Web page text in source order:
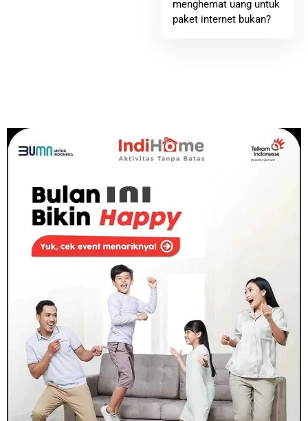
menghemat uang untuk
paket internet bukan?